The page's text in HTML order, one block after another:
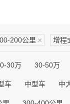
200公里 × 增程
30万 30-50万
车 中型车 中